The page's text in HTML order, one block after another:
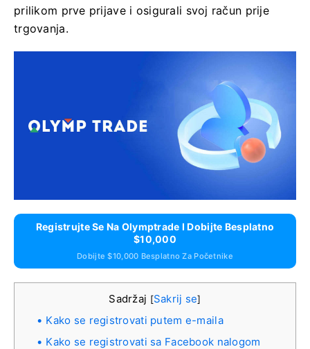
prilikom prve prijave i osigurali svoj račun prije
trgovanja.
Registrujte Se Na Olymptrade I Dobijte Besplatno
$10,000
Dobijte $10,000 Besplatno Za Početnike
Sadržaj [Sakrij se]
Kako se registrovati putem e-maila
Kako se registrovati sa Facebook nalogom